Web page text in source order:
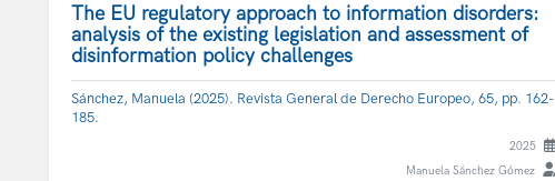
The EU regulatory approach to information disorders:
analysis of the existing legislation and assessment of
disinformation policy challenges
Sánchez, Manuela (2025). Revista General de Derecho Europeo, 65, pp. 162-
185.
2025
Manuela Sánchez Gómez